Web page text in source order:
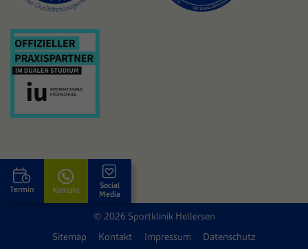
© 2026 Sportklinik Hellersen
Sitemap
Kontakt Impressum Datenschutz
Termin Kontakt
Social
Media